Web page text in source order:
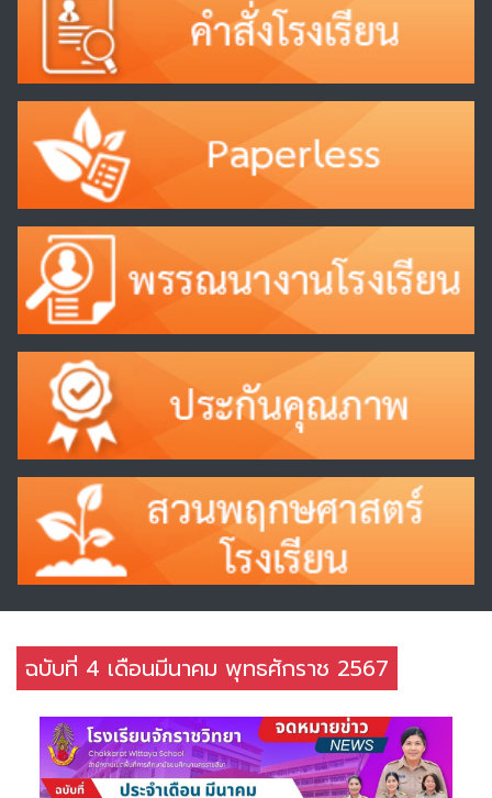
ฉบับที่ 4 เดือนมีนาคม พุทธศักราช 2567